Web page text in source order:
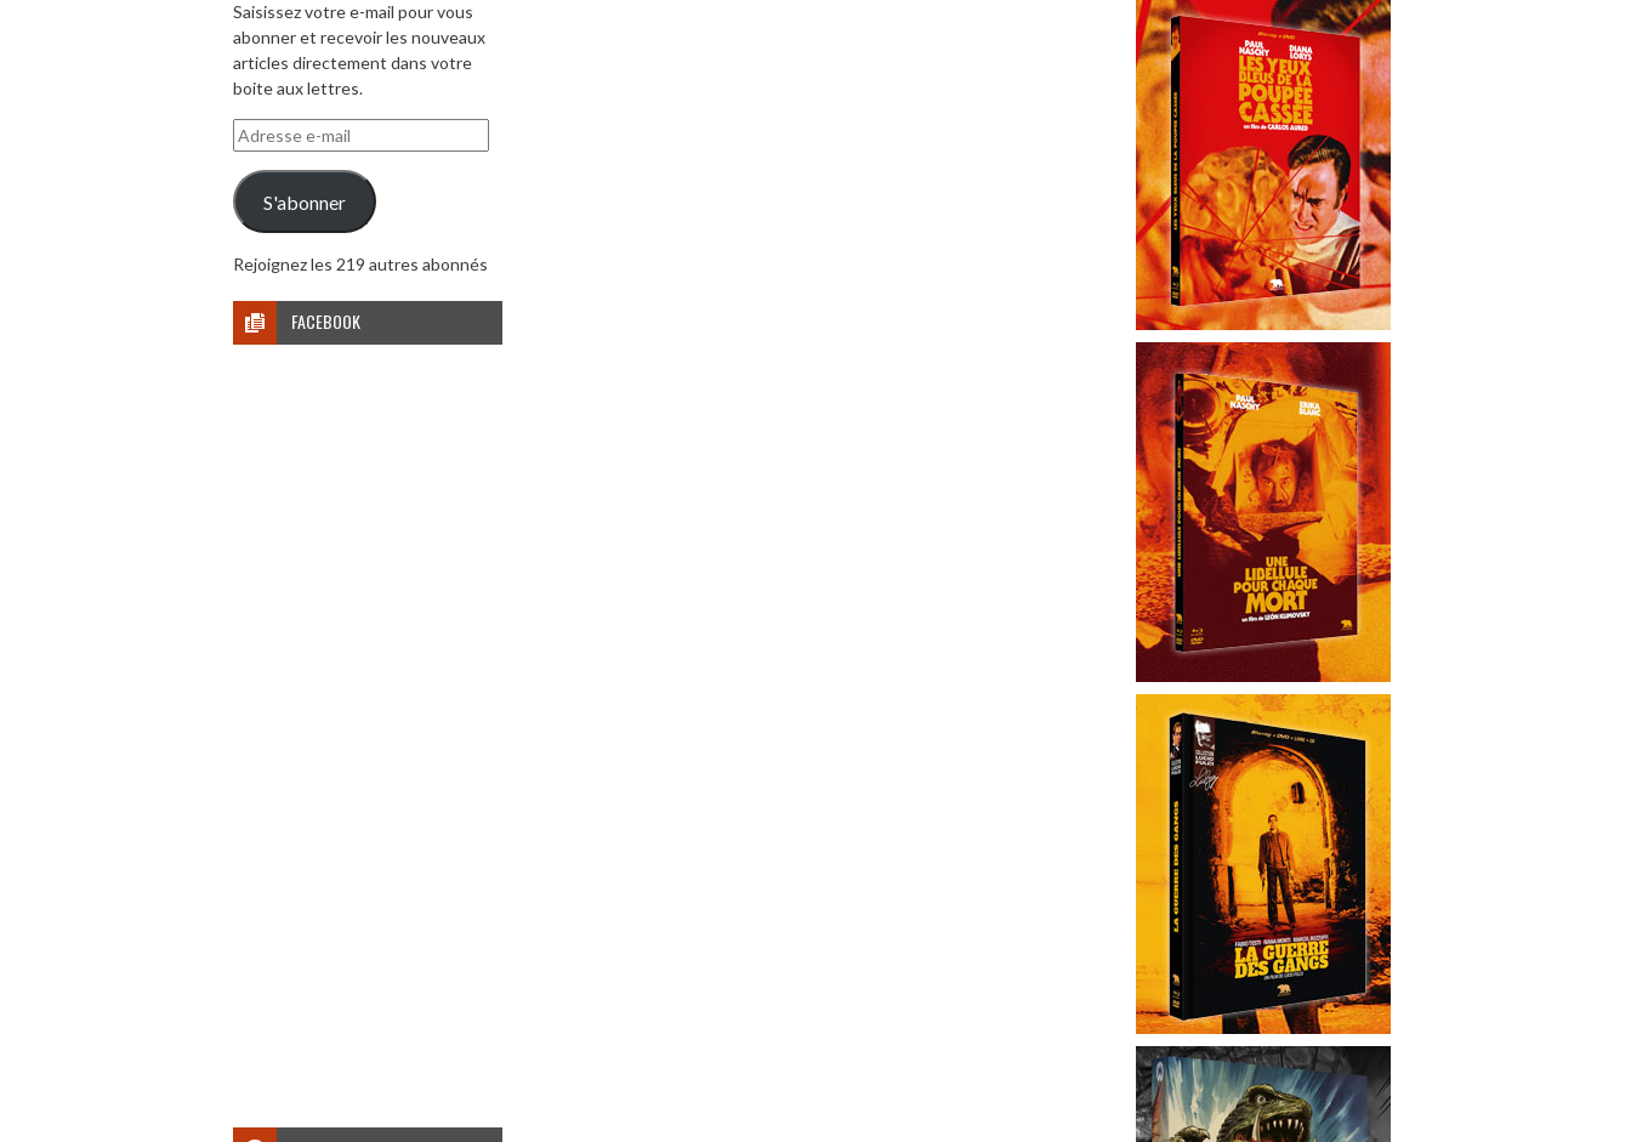
Saisissez votre e-mail pour vous
abonner et recevoir les nouveaux
articles directement dans votre
boite aux lettres.
Adresse
e-
mail
S'abonner
Rejoignez les 219 autres abonnés
FACEBOOK